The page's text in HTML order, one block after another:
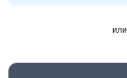
или